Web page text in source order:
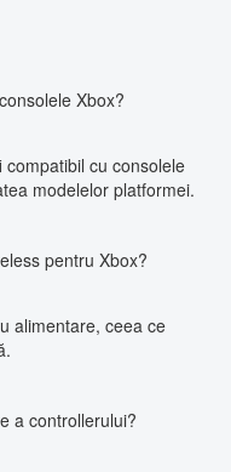
Xbox?
cu consolele
modelelor platformei.
pentru Xbox?
alimentare, ceea ce
a controllerului?